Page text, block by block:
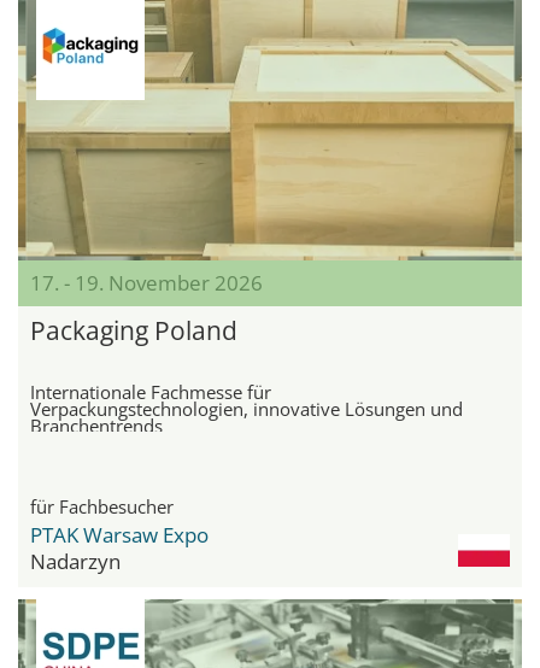
17. - 19. November 2026
Packaging Poland
Internationale Fachmesse für
Verpackungstechnologien, innovative Lösungen und
Branchentrends
für Fachbesucher
PTAK Warsaw Expo
Nadarzyn